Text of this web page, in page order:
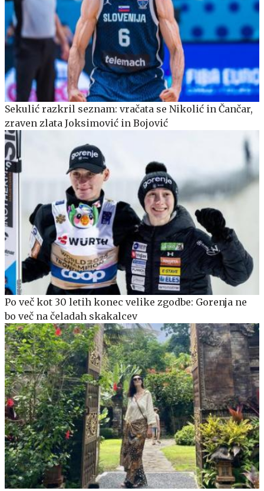
Sekulić razkril seznam: vračata se Nikolić in Čančar,
zraven zlata Joksimović in Bojović
Po več kot 30 letih konec velike zgodbe: Gorenja ne
bo več na čeladah skakalcev